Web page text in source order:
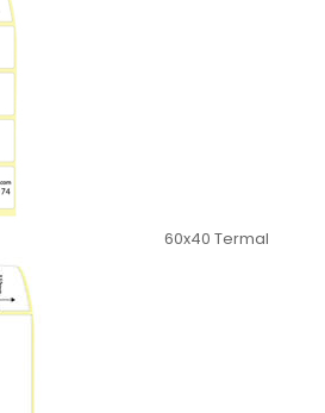
60x40 Termal